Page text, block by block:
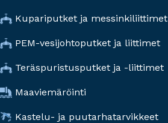
Kupariputket ja messinkiliittimet
PEM-vesijohtoputket ja liittimet
Teräspuristusputket ja -liittimet
Maaviemäröinti
Kastelu- ja puutarhatarvikkeet